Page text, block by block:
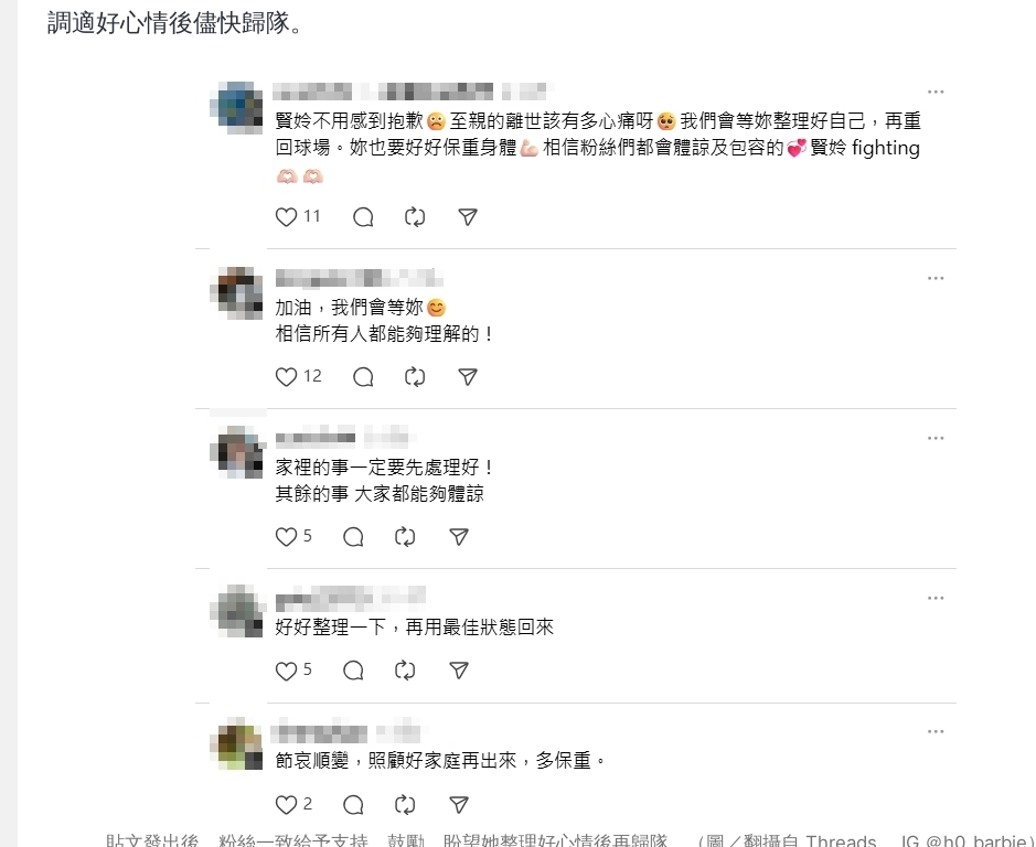
調適好心情後儘快歸隊。
貼文發出後，粉絲一致給予支持、鼓勵，盼望她整理好心情後再歸隊。（圖／翻攝自 Threads 、IG ＠h0_barbie）